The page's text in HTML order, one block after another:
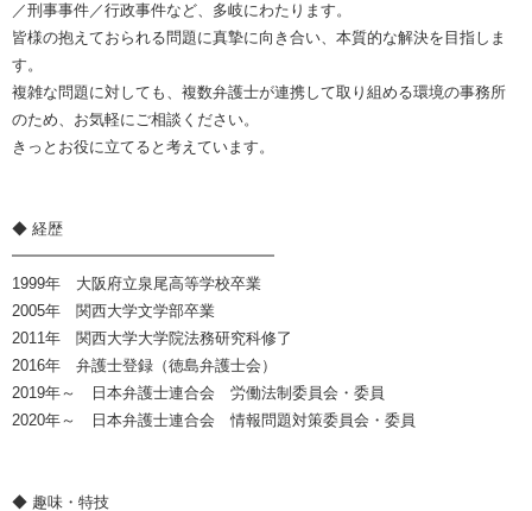
／刑事事件／行政事件など、多岐にわたります。
皆様の抱えておられる問題に真摯に向き合い、本質的な解決を目指しま
す。
複雑な問題に対しても、複数弁護士が連携して取り組める環境の事務所
のため、お気軽にご相談ください。
きっとお役に立てると考えています。
◆ 経歴
━━━━━━━━━━━━━━━━━
1999年 大阪府立泉尾高等学校卒業
2005年 関西大学文学部卒業
2011年 関西大学大学院法務研究科修了
2016年 弁護士登録（徳島弁護士会）
2019年～ 日本弁護士連合会 労働法制委員会・委員
2020年～ 日本弁護士連合会 情報問題対策委員会・委員
◆ 趣味・特技